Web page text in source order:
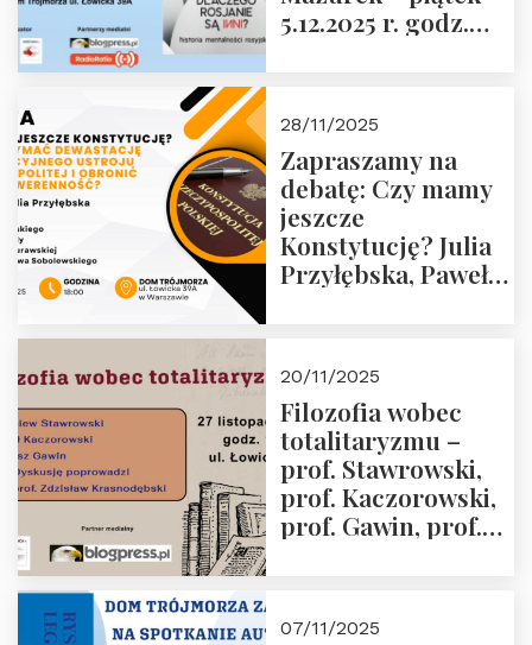
godz. 16:00 – 19
5.12.2025 r. godz.
28/11/2025
Zapraszamy na
debatę: Czy mamy
jeszcze
Konstytucję? Julia
Przyłębska, Paweł
Przemysław
Sobolewski – 4
grudnia 2025 r.
godz. 18:00.
20/11/2025
Filozofia wobec
totalitaryzmu –
prof. Stawrowski,
prof. Kaczorowski,
prof. Gawin, prof.
07/11/2025